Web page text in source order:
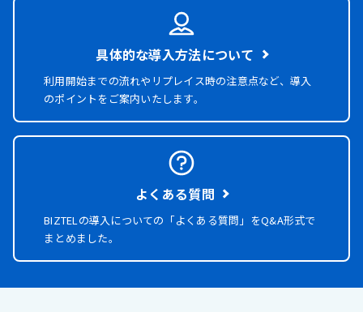
具体的な導入方法について
利用開始までの流れやリプレイス時の注意点など、導入
のポイントをご案内いたします。
よくある質問
BIZTELの導入についての「よくある質問」をQ&A形式で
まとめました。